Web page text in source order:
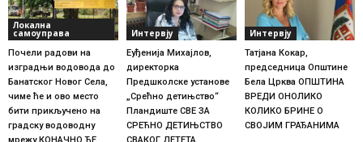
Локална
самоуправа
Почели радови на
изградњи водовода до
Банатског Новог Села,
чиме ће и ово место
бити прикључено на
градску водоводну
мрежу КОНАЧНО ЋЕ
Интервју
Еуђенија Михајлов,
директорка
Предшколске установе
„Срећно детињство“
Пландиште СВЕ ЗА
СРЕЋНО ДЕТИЊСТВО
СВАКОГ ДЕТЕТА
Интервју
Татјана Кокар,
председница Општине
Бела Црква ОПШТИНА
ВРЕДИ ОНОЛИКО
КОЛИКО БРИНЕ О
СВОЈИМ ГРАЂАНИМА